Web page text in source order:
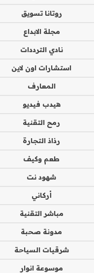
روتانا تسويق
مجلة الابداع
نادي الترددات
استشارات اون لاين
المعارف
هيدب فيديو
رمح التقنية
رذاذ التجارة
طعم وكيف
شهود نت
أركاني
مباشر التقنية
مدونة صحبة
شرقيات السياحة
موسوعة انوار